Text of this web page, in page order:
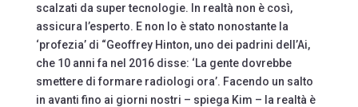
scalzati da super tecnologie. In realtà non è così,
assicura l’esperto. E non lo è stato nonostante la
‘profezia’ di “Geoffrey Hinton, uno dei padrini dell’Ai,
che 10 anni fa nel 2016 disse: ‘La gente dovrebbe
smettere di formare radiologi ora’. Facendo un salto
in avanti fino ai giorni nostri – spiega Kim – la realtà è